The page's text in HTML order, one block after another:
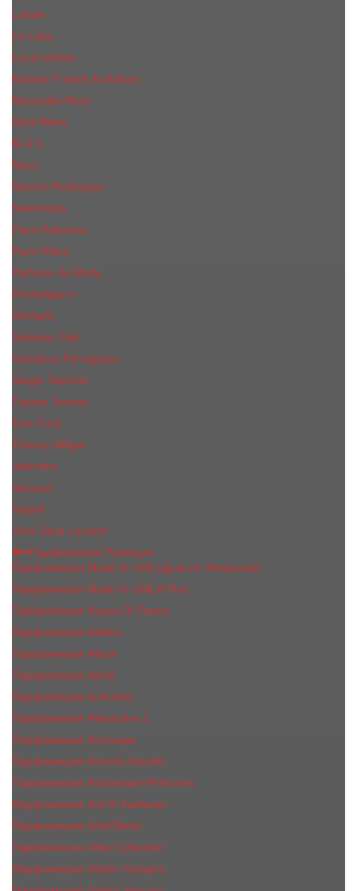
Lanvin
Le Labo
Louis Vuitton
Maison Francis Kurkdjian
Mercedes-Benz
Mont Blanc
M.А.C.
Mexx
Narciso Rodriguez
Nasomatto
Paco Rabanne
Paris Hilton
Parfums de Marly
Penhaligon​'s
RicHarD
Salvador Dali
Salvatore Ferragamo
Sergio Tacchini
Tiziana Terenzi
Tom Ford
Tommy Hilfiger
Valentino
Versace
Xerjoff
Yves Saint Laurent
Парфюмерия Премиум
Парфюмерия Made In UAE (Духи из Эмиратов)
Парфюмерия Made In UAE A Plus
Парфюмерия Acqua Di Parma
Парфюмерия Adisha
Парфюмерия Afnan
Парфюмерия Ajmal
Парфюмерия Aj Arabia
Парфюмерия Alexandre J.
Парфюмерия Amouage
Парфюмерия Antonio Maretti
Парфюмерия Arabesque Perfumes
Парфюмерия Ard Al Zaafaran
Парфюмерия ArteOlfatto
Парфюмерия Attar Collection
Парфюмерия Atelier Cologne